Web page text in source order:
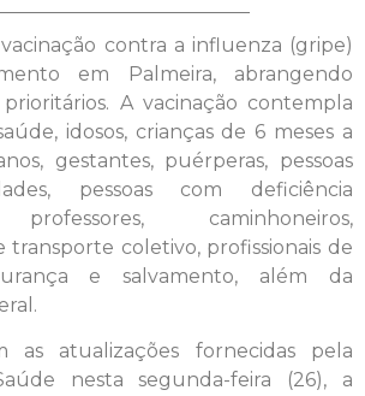
contra a influenza (gripe)
em Palmeira, abrangendo
A vacinação contempla
idosos, crianças de 6 meses a
gestantes, puérperas, pessoas
pessoas com deficiência
caminhoneiros,
transporte coletivo, profissionais de
e salvamento, além da
as atualizações fornecidas pela
nesta segunda-feira (26), a